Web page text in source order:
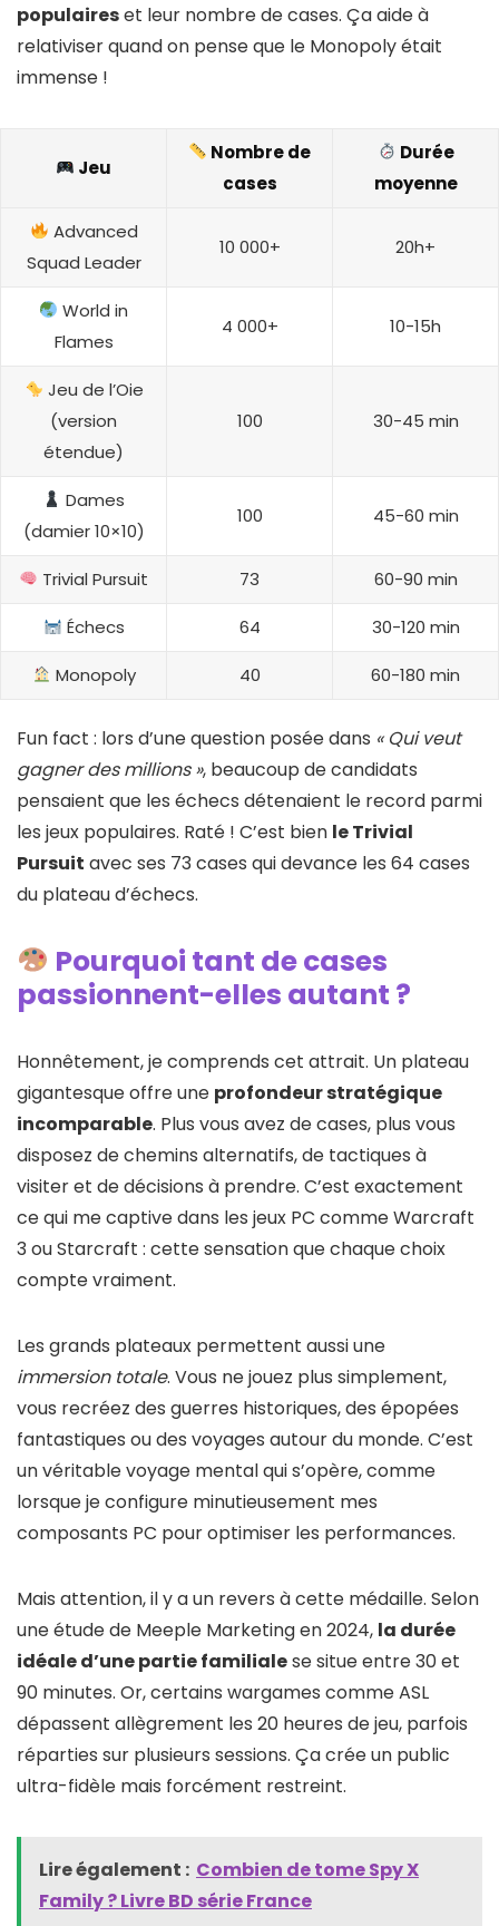
populaireset leur nombre de cases. Ça aide à
relativiser quand on pense que le Monopoly était
immense !
Jeu
Nombre de
cases
Durée
moyenne
Advanced
Squad Leader
10 000+ 20h+
World in
Flames
4 000+ 10-15h
Jeu de l’Oie
(version
étendue)
100 30-45 min
Dames
(damier 10×10)
100 45-60 min
Trivial Pursuit 73 60-90 min
Échecs 64 30-120 min
Monopoly 40 60-180 min
Fun fact : lors d’une question posée dans « Qui veut
gagner des millions », beaucoup de candidats
pensaient que les échecs détenaient le record parmi
les jeux populaires. Raté ! C’est bien le Trivial
Pursuit avec ses 73 cases qui devance les 64 cases
du plateau d’échecs.
Pourquoi tant de cases
passionnent-elles autant ?
Honnêtement, je comprends cet attrait. Un plateau
gigantesque offre une profondeur stratégique
incomparable. Plus vous avez de cases, plus vous
disposez de chemins alternatifs, de tactiques à
visiter et de décisions à prendre. C’est exactement
ce qui me captive dans les jeux PC comme Warcraft
3 ou Starcraft : cette sensation que chaque choix
compte vraiment.
Les grands plateaux permettent aussi une
immersion totale. Vous ne jouez plus simplement,
vous recréez des guerres historiques, des épopées
fantastiques ou des voyages autour du monde. C’est
un véritable voyage mental qui s’opère, comme
lorsque je configure minutieusement mes
composants PC pour optimiser les performances.
Mais attention, il y a un revers à cette médaille. Selon
une étude de Meeple Marketing en 2024, la durée
idéale d’une partie familialese situe entre 30 et
90 minutes. Or, certains wargames comme ASL
dépassent allègrement les 20 heures de jeu, parfois
réparties sur plusieurs sessions. Ça crée un public
ultra-fidèle mais forcément restreint.
Lire également : Combien de tome Spy X
Family ? Livre BD série France